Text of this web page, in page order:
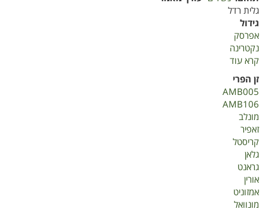
גלית רדל
גידול
אפרסק
נקטרינה
קרא עוד
זני
אפרסק
ונקטרינה
זן הפרי
AMB005
AMB106
מונלב
זאפיר
קריסטל
גלאן
גראנט
אורין
אמזוניט
מונוואל